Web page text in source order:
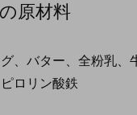
原材料
、バター、全粉乳
ロリン酸鉄